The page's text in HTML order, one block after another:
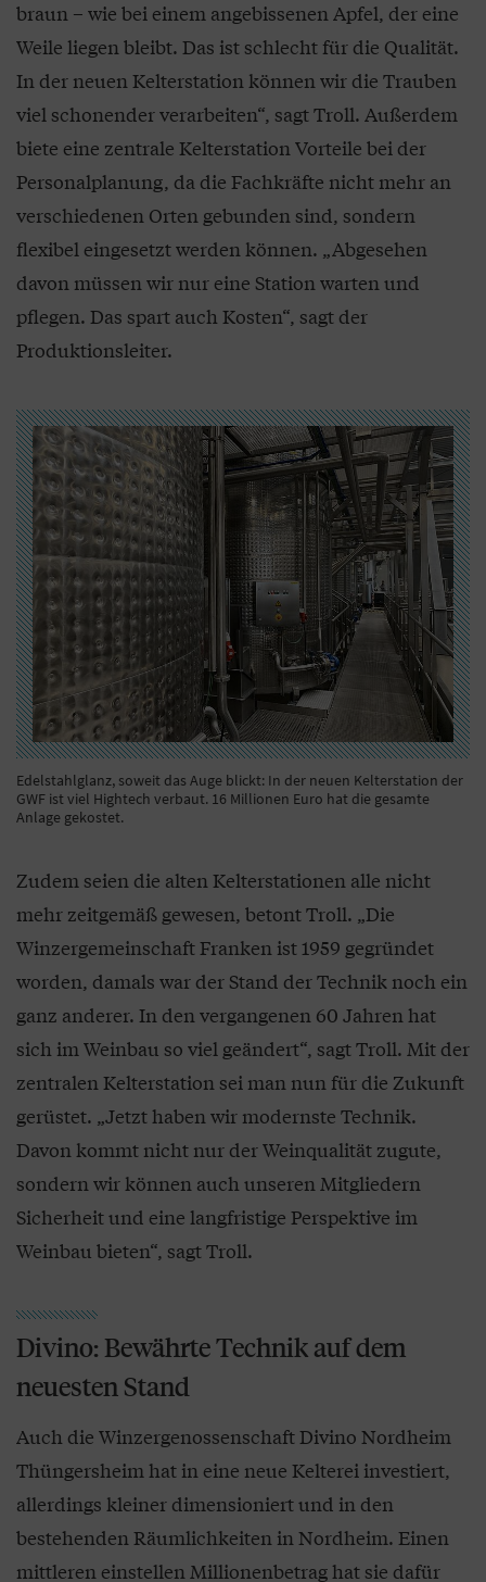
braun – wie bei einem angebissenen Apfel, der eine
Weile liegen bleibt. Das ist schlecht für die Qualität.
In der neuen Kelterstation können wir die Trauben
viel schonender verarbeiten“, sagt Troll. Außerdem
biete eine zentrale Kelterstation Vorteile bei der
Personalplanung, da die Fachkräfte nicht mehr an
verschiedenen Orten gebunden sind, sondern
flexibel eingesetzt werden können. „Abgesehen
davon müssen wir nur eine Station warten und
pflegen. Das spart auch Kosten“, sagt der
Produktionsleiter.
Edelstahlglanz, soweit das Auge blickt: In der neuen Kelterstation der
GWF ist viel Hightech verbaut. 16 Millionen Euro hat die gesamte
Anlage gekostet.
Zudem seien die alten Kelterstationen alle nicht
mehr zeitgemäß gewesen, betont Troll. „Die
Winzergemeinschaft Franken ist 1959 gegründet
worden, damals war der Stand der Technik noch ein
ganz anderer. In den vergangenen 60 Jahren hat
sich im Weinbau so viel geändert“, sagt Troll. Mit der
zentralen Kelterstation sei man nun für die Zukunft
gerüstet. „Jetzt haben wir modernste Technik.
Davon kommt nicht nur der Weinqualität zugute,
sondern wir können auch unseren Mitgliedern
Sicherheit und eine langfristige Perspektive im
Weinbau bieten“, sagt Troll.
Divino: Bewährte Technik auf dem
neuesten Stand
Auch die Winzergenossenschaft Divino Nordheim
Thüngersheim hat in eine neue Kelterei investiert,
allerdings kleiner dimensioniert und in den
bestehenden Räumlichkeiten in Nordheim. Einen
mittleren einstellen Millionenbetrag hat sie dafür